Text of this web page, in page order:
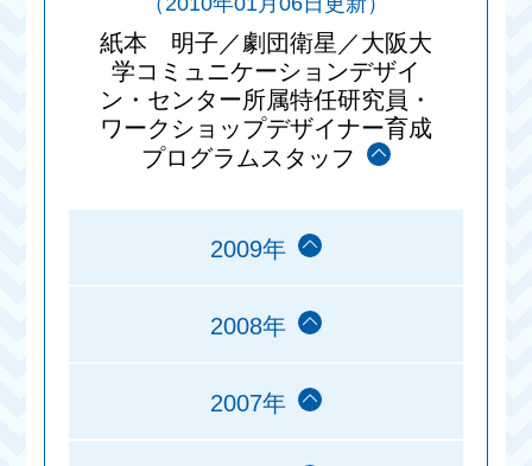
紙本 明子／劇団衛星／大阪大
学コミュニケーションデザイ
ン・センター所属特任研究員・
ワークショップデザイナー育成
プログラムスタッフ
2009年
2008年
2007年